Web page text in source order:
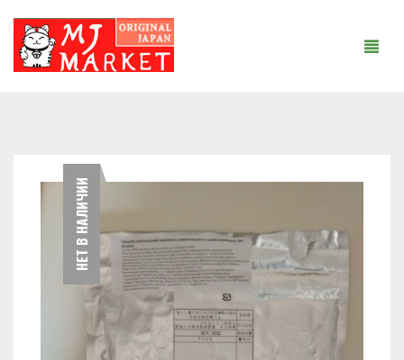
О НАС
КАТАЛОГ ПРОДУКЦИИ
СОТРУДНИЧЕСТВО
НЕТ В НАЛИЧИИ